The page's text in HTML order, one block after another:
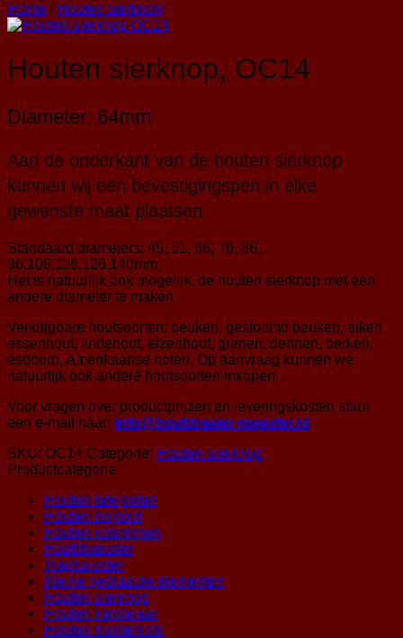
Home / Houten sierknop
Houten sierknop, OC14
Diameter: 64mm
Aan de onderkant van de houten sierknop
kunnen wij een bevestigingspen in elke
gewenste maat plaatsen.
Standaard diameters: 45, 51, 66, 76, 86,
96,106,116,126,140mm,
Het is natuurlijk ook mogelijk, de houten sierknop met een
andere diameter te maken.
Verkrijgbare houtsoorten: beuken, gestoomd beuken, eiken,
essenhout, lindehout, elzenhout, grenen, dennen, berken,
esdoorn, Amerikaanse noten. Op aanvraag kunnen we
natuurlijk ook andere houtsoorten inkopen.
Voor vragen over productprijzen en leveringskosten stuur
een e-mail naar: info@houtdraaier-meester.nl .
SKU: OC14 Categorie: Houten sierknop
Productcategorie
Houten tafelpoten
Houten bolpoot
Houten kolommen
Hoofdbaluster
Trapbaluster
Kleine gedraaide elementen
Houten sierknop
Houten kandelaar
Houten mantelklok